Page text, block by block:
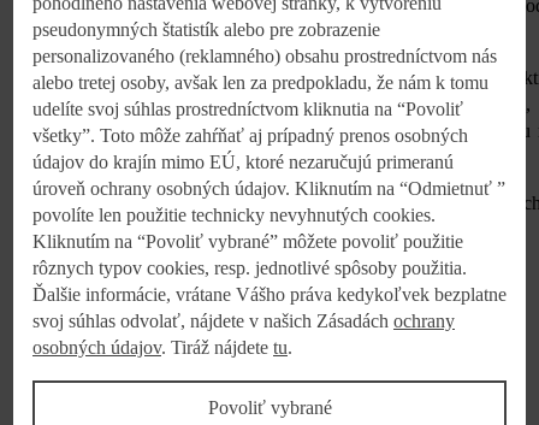
S Kaufland Card môžu zákazníci navyše využiť aj rýchly a
nákup prostredníctvom služby K-SCAN.
Novinka v podobe digitálneho pokladničného bloku tak spája
riešenia s modernými technológiami a ekologickým
dokazuje, že aj malé rozhodnutia pri každodennom nákupe môžu
veľký pozitívny dopad.
Viac informácií o digitálnom pokladničnom bloku je
https://predajne.kaufland.sk/kaufland-card/digitalny-blok.html
Kontakt
pseudonymných štatistík alebo pre zobrazenie
personalizovaného (reklamného) obsahu prostredníctvom nás
alebo tretej osoby, avšak len za predpokladu, že nám k tomu
udelíte svoj súhlas prostredníctvom kliknutia na “Povoliť
všetky”. Toto môže zahŕňať aj prípadný prenos osobných
údajov do krajín mimo EÚ, ktoré nezaručujú primeranú
úroveň ochrany osobných údajov. Kliknutím na “Odmietnuť ”
povolíte len použitie technicky nevyhnutých cookies.
Kliknutím na “Povoliť vybrané” môžete povoliť použitie
rôznych typov cookies, resp. jednotlivé spôsoby použitia.
Ďalšie informácie, vrátane Vášho práva kedykoľvek bezplatne
svoj súhlas odvolať, nájdete v našich Zásadách ochrany
osobných údajov. Tiráž nájdete tu.
Povoliť vybrané